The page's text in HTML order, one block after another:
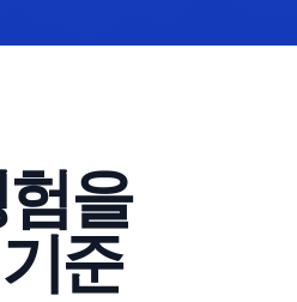
을
준